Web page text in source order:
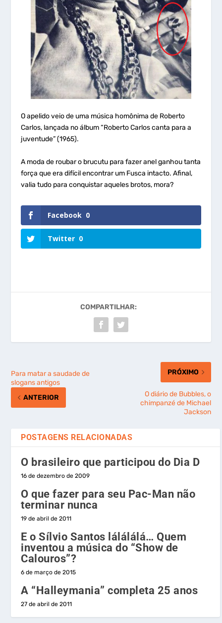
O apelido veio de uma música homônima de Roberto
Carlos, lançada no álbum “Roberto Carlos canta para a
juventude” (1965).
A moda de roubar o brucutu para fazer anel ganhou tanta
força que era difícil encontrar um Fusca intacto. Afinal,
valia tudo para conquistar aqueles brotos, mora?
Facebook 0
Twitter 0
COMPARTILHAR:
Para matar a saudade de
slogans antigos
ANTERIOR
PRÓXIMO
O diário de Bubbles, o
chimpanzé de Michael
Jackson
POSTAGENS RELACIONADAS
O brasileiro que participou do Dia D
16 de dezembro de 2009
O que fazer para seu Pac-Man não
terminar nunca
19 de abril de 2011
E o Sílvio Santos lálálálá… Quem
inventou a música do “Show de
Calouros”?
6 de março de 2015
A “Halleymania” completa 25 anos
27 de abril de 2011